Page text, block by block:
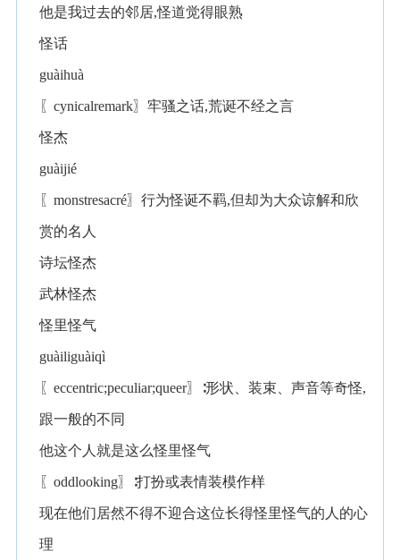
他是我过去的邻居,怪道觉得眼熟
怪话
guàihuà
〖cynicalremark〗牢骚之话,荒诞不经之言
怪杰
guàijié
〖monstresacré〗行为怪诞不羁,但却为大众谅解和欣
赏的名人
诗坛怪杰
武林怪杰
怪里怪气
guàiliguàiqì
〖eccentric;peculiar;queer〗∶形状、装束、声音等奇怪,
跟一般的不同
他这个人就是这么怪里怪气
〖oddlooking〗∶打扮或表情装模作样
现在他们居然不得不迎合这位长得怪里怪气的人的心
理